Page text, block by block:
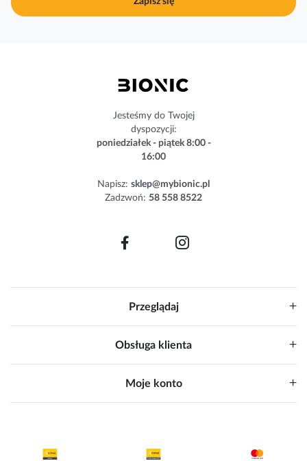
n
Jesteśmy do Twojej
dyspozycji:
poniedziałek - piątek 8:00 -
16:00
Napisz: sklep@mybionic.pl
Zadzwoń: 58 558 8522
Przeglądaj
Obsługa klienta
Moje konto